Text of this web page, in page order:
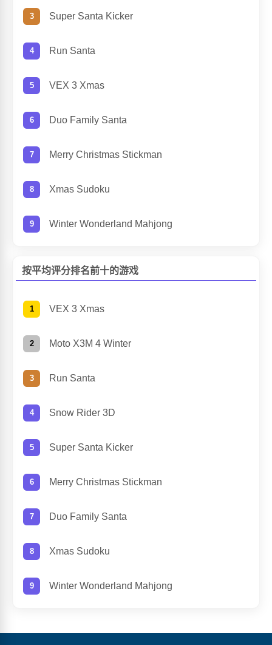
Super Santa Kicker
Run Santa
VEX 3 Xmas
Duo Family Santa
Merry Christmas Stickman
Xmas Sudoku
Winter Wonderland Mahjong
按平均评分排名前十的游戏
VEX 3 Xmas
Moto X3M 4 Winter
Run Santa
Snow Rider 3D
Super Santa Kicker
Merry Christmas Stickman
Duo Family Santa
Xmas Sudoku
Winter Wonderland Mahjong